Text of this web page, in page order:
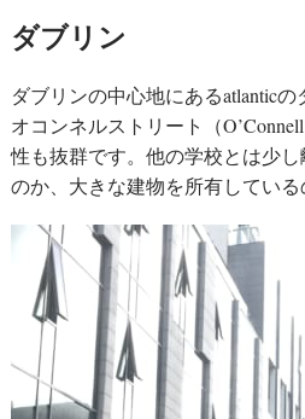
ダブリン
ダブリンの中心地にあるatlantic
オコンネルストリート（
性も抜群です。他の学校とは少
のか、大きな建物を所有している